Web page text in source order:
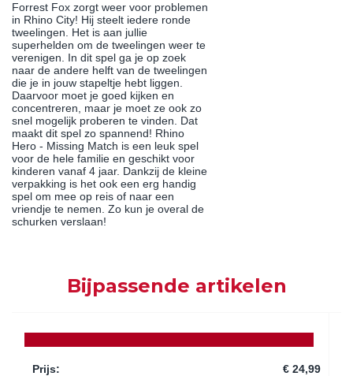
Forrest Fox zorgt weer voor problemen
in Rhino City! Hij steelt iedere ronde
tweelingen. Het is aan jullie
superhelden om de tweelingen weer te
verenigen. In dit spel ga je op zoek
naar de andere helft van de tweelingen
die je in jouw stapeltje hebt liggen.
Daarvoor moet je goed kijken en
concentreren, maar je moet ze ook zo
snel mogelijk proberen te vinden. Dat
maakt dit spel zo spannend! Rhino
Hero - Missing Match is een leuk spel
voor de hele familie en geschikt voor
kinderen vanaf 4 jaar. Dankzij de kleine
verpakking is het ook een erg handig
spel om mee op reis of naar een
vriendje te nemen. Zo kun je overal de
schurken verslaan!
Bijpassende artikelen
Prijs: € 24,99